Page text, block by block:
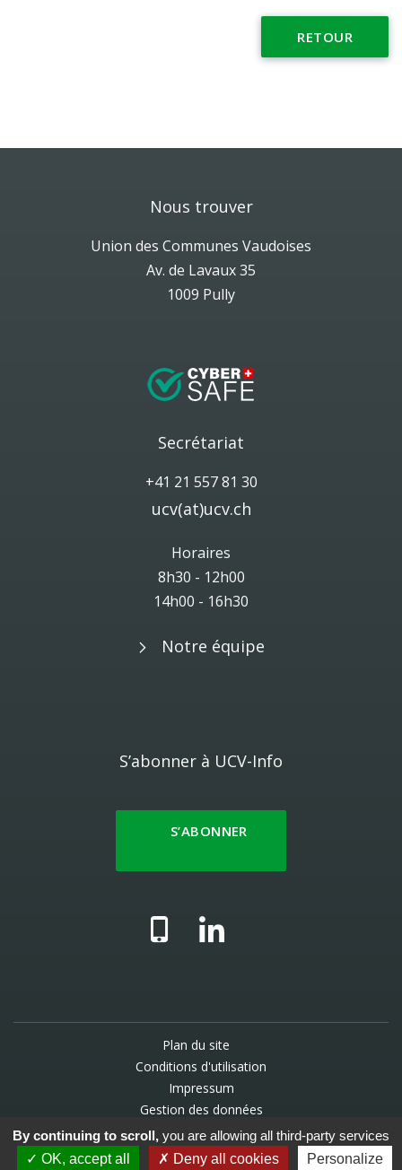
RETOUR
Nous trouver
Union des Communes Vaudoises
Av. de Lavaux 35
1009 Pully
Secrétariat
+41 21 557 81 30
ucv(at)ucv.ch
Horaires
8h30 - 12h00
14h00 - 16h30
Notre équipe
S’abonner à UCV-Info
S’ABONNER
Plan du site
Conditions d'utilisation
Impressum
Gestion des données
© 2025 UCV - Une créationWNG agence digitale
By continuing to scroll, you are allowing all third-party services
OK, accept all
Deny all cookies Personalize